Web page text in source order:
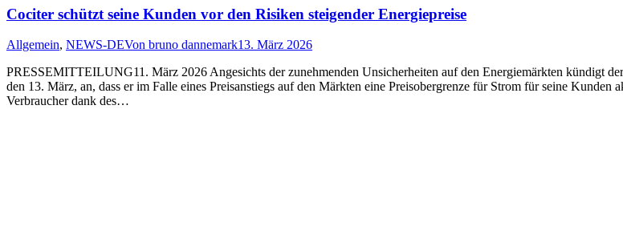
Cociter schützt seine Kunden vor den Risiken steigender Energiepreise
Allgemein, NEWS-DEVon bruno dannemark13. März 2026
PRESSEMITTEILUNG11. März 2026 Angesichts der zunehmenden Unsicherheiten auf den Energiemärkten kündigt
den 13. März, an, dass er im Falle eines Preisanstiegs auf den Märkten eine Preisobergrenze für Strom für seine
Verbraucher dank des…